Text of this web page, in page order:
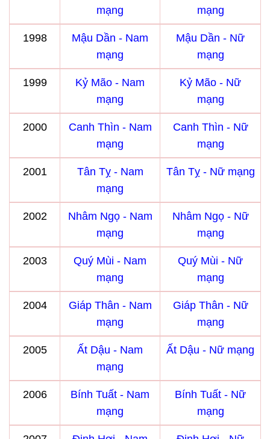
mạng
mạng
1998
Mậu Dần - Nam
mạng
Mậu Dần - Nữ
mạng
1999
Kỷ Mão - Nam
mạng
Kỷ Mão - Nữ
mạng
2000
Canh Thìn - Nam
mạng
Canh Thìn - Nữ
mạng
2001
Tân Tỵ - Nam
mạng
Tân Tỵ - Nữ mạng
2002
Nhâm Ngọ - Nam
mạng
Nhâm Ngọ - Nữ
mạng
2003
Quý Mùi - Nam
mạng
Quý Mùi - Nữ
mạng
2004
Giáp Thân - Nam
mạng
Giáp Thân - Nữ
mạng
2005
Ất Dậu - Nam
mạng
Ất Dậu - Nữ mạng
2006
Bính Tuất - Nam
mạng
Bính Tuất - Nữ
mạng